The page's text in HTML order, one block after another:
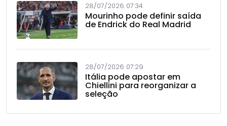
28/07/2026 07:34
Mourinho pode definir saída
de Endrick do Real Madrid
28/07/2026 07:29
Itália pode apostar em
Chiellini para reorganizar a
seleção